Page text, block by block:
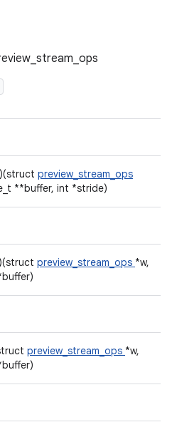
)(struct preview_stream_ops
**buffer, int *stride)
)(struct preview_stream_ops *w,
preview_stream_ops *w,